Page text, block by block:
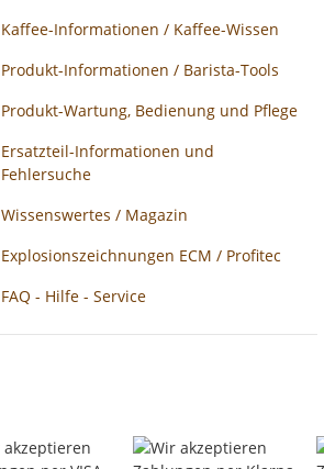
Kaffee-Informationen / Kaffee-Wissen
Produkt-Informationen / Barista-Tools
Produkt-Wartung, Bedienung und Pflege
Ersatzteil-Informationen und
Fehlersuche
Wissenswertes / Magazin
Explosionszeichnungen ECM / Profitec
FAQ - Hilfe - Service